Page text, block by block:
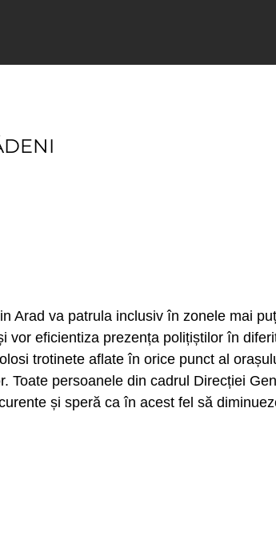
Arad va patrula inclusiv în zonele mai
vor eficientiza prezența polițiștilor în
trotinete aflate în orice punct al
Toate persoanele din cadrul Direcției
și speră ca în acest fel să